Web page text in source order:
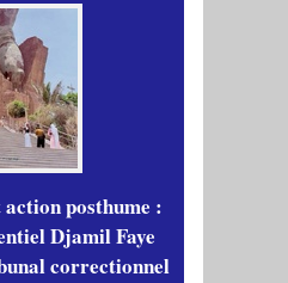
posthume :
Djamil Faye
correctionnel